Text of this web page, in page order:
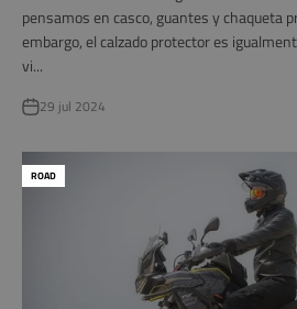
pensamos en casco, guantes y chaqueta
embargo, el calzado protector es
vi...
29 jul 2024
ROAD